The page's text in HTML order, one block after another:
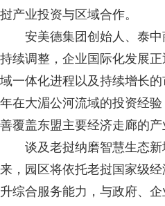
挝产业投资与区域合作。
安美德集团创始人、泰中
持续调整，企业国际化发展
域一体化进程以及持续增长
年在大湄公河流域的投资经
善覆盖东盟主要经济走廊的
谈及老挝纳磨智慧生态新
来，园区将依托老挝国家级
升综合服务能力，与政府、